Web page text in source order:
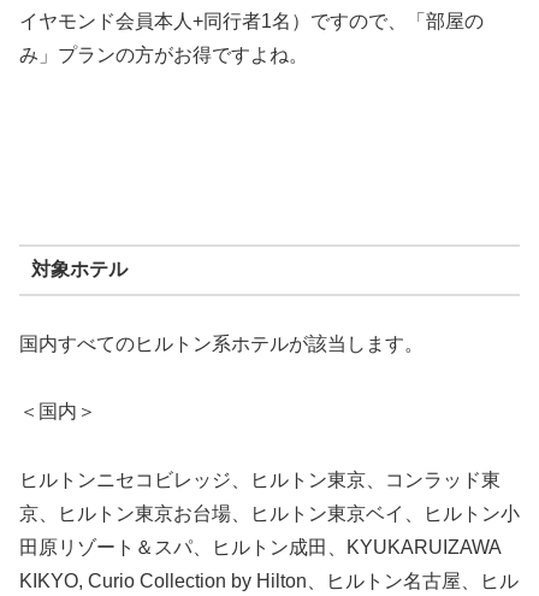
イヤモンド会員本人+同行者1名）ですので、「部屋の
み」プランの方がお得ですよね。
対象ホテル
国内すべてのヒルトン系ホテルが該当します。
＜国内＞
ヒルトンニセコビレッジ、ヒルトン東京、コンラッド東
京、ヒルトン東京お台場、ヒルトン東京ベイ、ヒルトン小
田原リゾート＆スパ、ヒルトン成田、KYUKARUIZAWA
KIKYO, Curio Collection by Hilton、ヒルトン名古屋、ヒル